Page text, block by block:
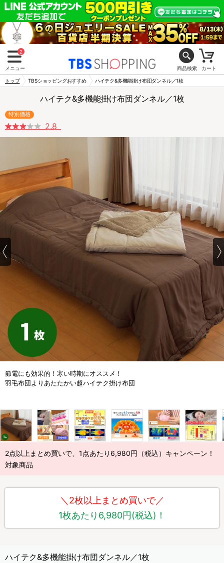
2
メニュー 商品検索 カート
トップ TBSショッピングおすすめ ハイテク&多機能掛け布団ダンネル／1枚
ハイテク&多機能掛け布団ダンネル／1枚
特別価格
2.8
節電にも効果的！寒い時期にオススメ！
羽毛布団よりあたたかい超ハイテク掛け布団
2点以上まとめ買いで、1点あたり6,980円（税込）キャンペーン！
対象商品
＼2枚以上まとめ買いで／
1枚あたり6,980円(税込)！
ハイテク&多機能掛け布団ダンネル／1枚